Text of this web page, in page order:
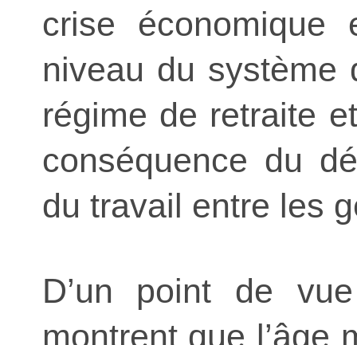
crise
niveau du système
régime de retraite
conséquence du
du travail entre les
D’un point de
montrent que l’âge